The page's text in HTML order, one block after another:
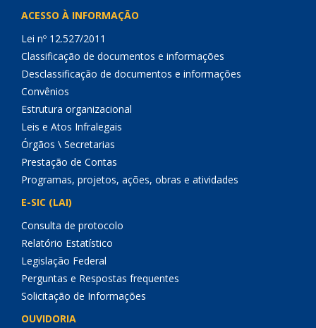
ACESSO À INFORMAÇÃO
Lei nº 12.527/2011
Classificação de documentos e informações
Desclassificação de documentos e informações
Convênios
Estrutura organizacional
Leis e Atos Infralegais
Órgãos \ Secretarias
Prestação de Contas
Programas, projetos, ações, obras e atividades
E-SIC (LAI)
Consulta de protocolo
Relatório Estatístico
Legislação Federal
Perguntas e Respostas frequentes
Solicitação de Informações
OUVIDORIA